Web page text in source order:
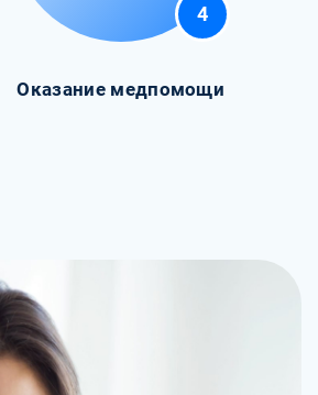
4
Оказание медпомощи